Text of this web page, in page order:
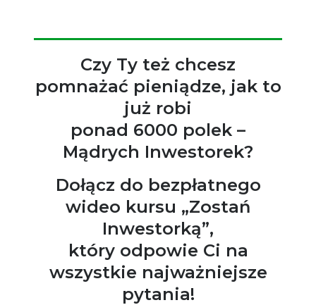
Czy Ty też chcesz
pomnażać pieniądze, jak to
już robi
ponad 6000 polek –
Mądrych Inwestorek?
Dołącz do bezpłatnego
wideo kursu „Zostań
Inwestorką”,
który odpowie Ci na
wszystkie najważniejsze
pytania!